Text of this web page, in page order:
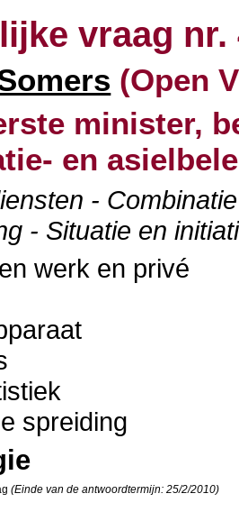
vraag nr.
(Open
minister,
en
-
- Situatie en
werk en privé
spreiding
(Einde van de antwoordtermijn: 25/2/2010)